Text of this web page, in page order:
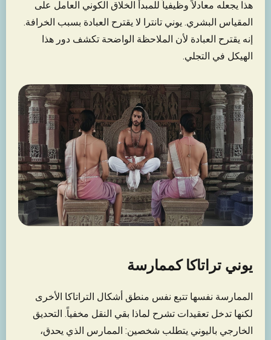
هذا يجعله معادلاً وظيفياً للمبدأ الخلاق الكوني العامل على
المقياس البشري. يوني تانترا لا يقترح العبادة بسبب الخرافة.
إنه يقترح العبادة لأن الملاحظة الواضحة تكشف دور هذا
الهيكل في التجلي.
يوني تراتاكا كممارسة
الممارسة نفسها تتبع نفس منطق أشكال التراتاكا الأخرى
لكنها تدخل تعقيدات تشرح لماذا بقي النقل مخفياً. التحديق
الخارجي باليوني يتطلب شخصين: الممارس الذي يحدق،